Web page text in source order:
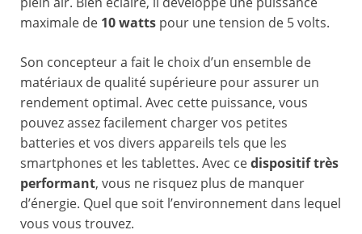
maximale de 10 watts pour une tension de 5 volts.
Son concepteur a fait le choix d’un ensemble de
matériaux de qualité supérieure pour assurer un
rendement optimal. Avec cette puissance, vous
pouvez assez facilement charger vos petites
batteries et vos divers appareils tels que les
smartphones et les tablettes. Avec cedispositif très
performant, vous ne risquez plus de manquer
d’énergie. Quel que soit l’environnement dans lequel
vous vous trouvez.